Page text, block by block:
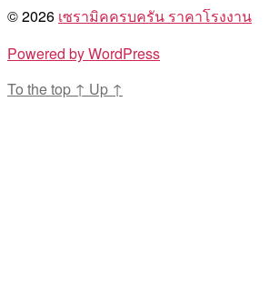
© 2026 เซรามิคครบครัน ราคาโรงงาน
Powered by WordPress
To the top ↑ Up ↑